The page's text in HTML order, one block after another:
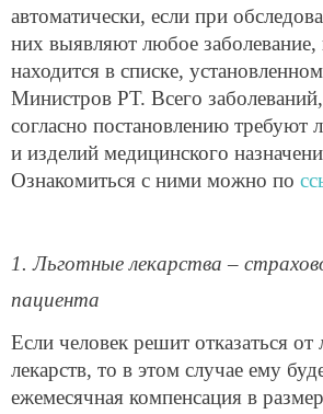
автоматически, если при
них выявляют любое заболевание,
находится в списке,
Министров РТ. Всего
согласно постановлению требуют
и изделий медицинского
Ознакомиться с ними можно по
1. Льготные лекарства –
пациента
Если человек решит отказаться от
лекарств, то в этом случае ему
ежемесячная компенсация в